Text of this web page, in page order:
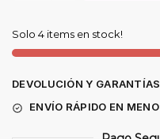
de
15
Kg)
Solo 4 items en stock!
DEVOLUCIÓN Y
ENVÍO RÁPIDO EN